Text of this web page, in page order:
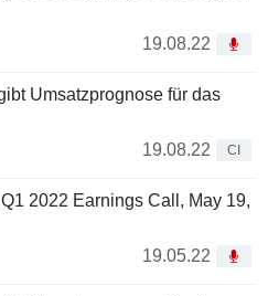
19.08.22
Umsatzprognose für das
19.08.22
CI
2022 Earnings Call, May 19,
19.05.22